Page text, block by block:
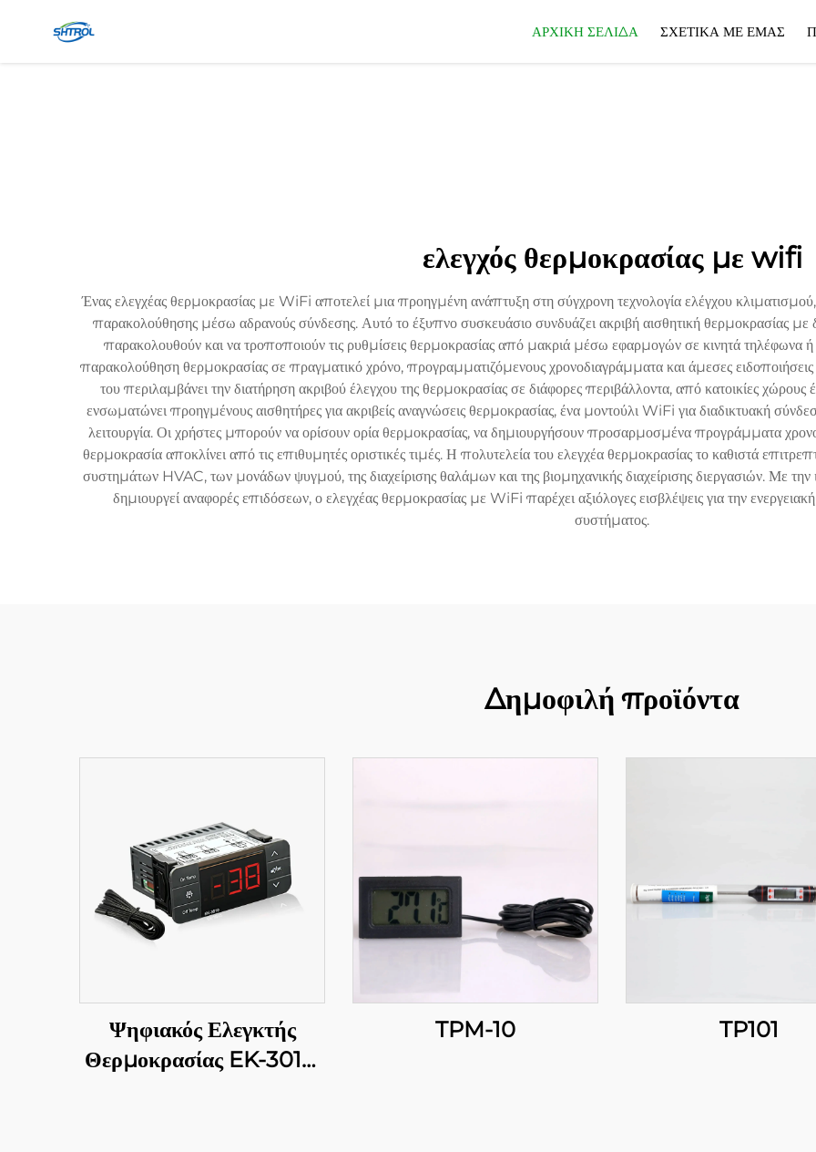
ΑΡΧΙΚΉ ΣΕΛΊΔΑ ΣΧΕΤΙΚΆ ΜΕ ΕΜΆΣ
ελεγχός θερμοκρασίας με wifi
Ένας ελεγχέας θερμοκρασίας με WiFi αποτελεί μια προηγμένη ανάπτυξη στη σύγχρονη τεχνολογία ελέγχου
παρακολούθησης μέσω αδρανούς σύνδεσης. Αυτό το έξυπνο συσκευάσιο συνδυάζει ακριβή αισθητική θερμοκρασίας με
παρακολουθούν και να τροποποιούν τις ρυθμίσεις θερμοκρασίας από μακριά μέσω εφαρμογών σε κινητά τηλέφωνα
παρακολούθηση θερμοκρασίας σε πραγματικό χρόνο, προγραμματιζόμενους χρονοδιαγράμματα και άμεσες ειδοποιήσεις
του περιλαμβάνει την διατήρηση ακριβού έλεγχου της θερμοκρασίας σε διάφορες περιβάλλοντα, από κατοικίες
ενσωματώνει προηγμένους αισθητήρες για ακριβείς αναγνώσεις θερμοκρασίας, ένα μοντούλι WiFi για διαδικτυακή
λειτουργία. Οι χρήστες μπορούν να ορίσουν ορία θερμοκρασίας, να δημιουργήσουν προσαρμοσμένα προγράμματα
θερμοκρασία αποκλίνει από τις επιθυμητές οριστικές τιμές. Η πολυτελεία του ελεγχέα θερμοκρασίας το καθιστά
συστημάτων HVAC, των μονάδων ψυγμού, της διαχείρισης θαλάμων και της βιομηχανικής διαχείρισης διεργασιών. Με την
δημιουργεί αναφορές επιδόσεων, ο ελεγχέας θερμοκρασίας με WiFi παρέχει αξιόλογες εισβλέψεις για την
συστήματος.
Δημοφιλή προϊόντα
Ψηφιακός Ελεγκτής
Θερμοκρασίας EK-3010:
TPM-10 TP101